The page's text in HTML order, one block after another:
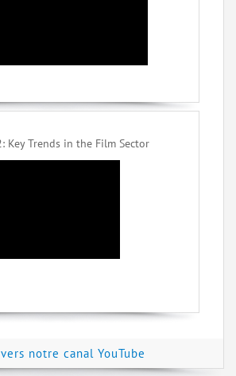
Key Trends in the Film Sector
notre canal YouTube